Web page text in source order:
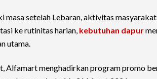
masa setelah Lebaran, aktivitas
ke rutinitas harian, kebutuhan dapur
utama.
Alfamart menghadirkan program promo